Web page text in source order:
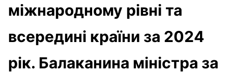
міжнародному рівні та
всередині країни за 2024
рік. Балаканина міністра за